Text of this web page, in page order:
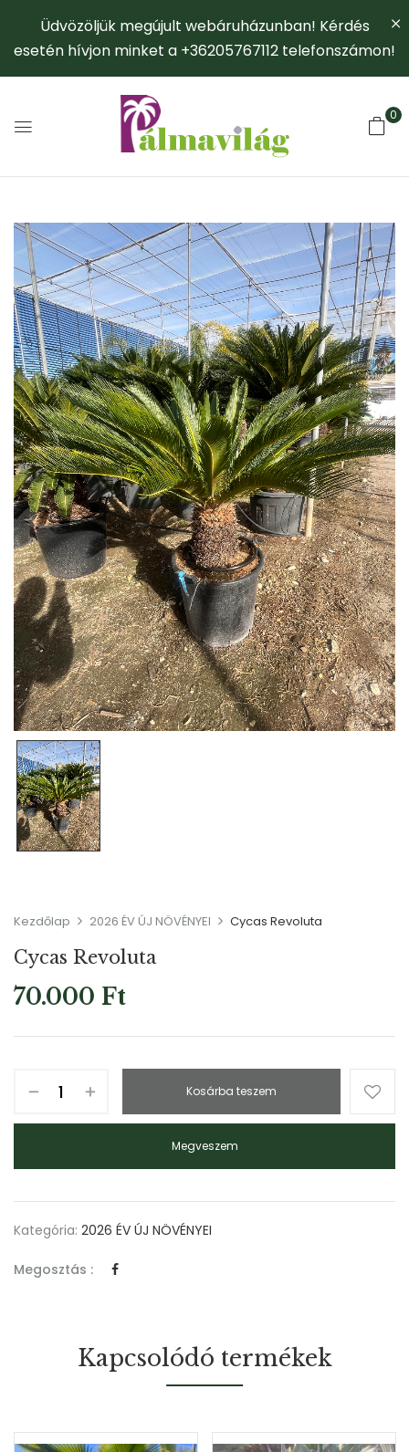
Üdvözöljük megújult webáruházunban! Kérdés
esetén hívjon minket a +36205767112 telefonszámon!
0
Kezdőlap 2026 ÉV ÚJ NÖVÉNYEI Cycas Revoluta
Cycas Revoluta
70.000 Ft
Kosárba teszem
Megveszem
Kategória: 2026 ÉV ÚJ NÖVÉNYEI
Megosztás :
Kapcsolódó termékek